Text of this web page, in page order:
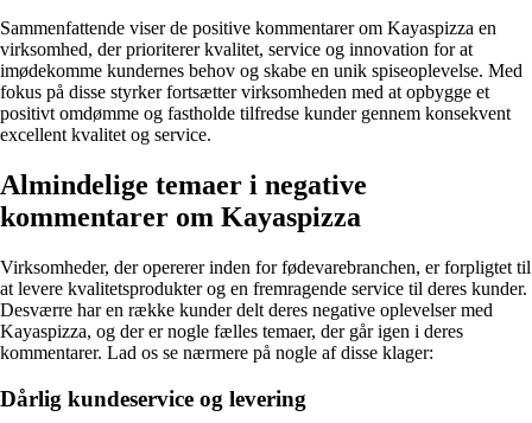
Sammenfattende viser de positive kommentarer om Kayaspizza en
virksomhed, der prioriterer kvalitet, service og innovation for at
imødekomme kundernes behov og skabe en unik spiseoplevelse. Med
fokus på disse styrker fortsætter virksomheden med at opbygge et
positivt omdømme og fastholde tilfredse kunder gennem konsekvent
excellent kvalitet og service.
Almindelige temaer i negative
kommentarer om Kayaspizza
Virksomheder, der opererer inden for fødevarebranchen, er forpligtet til
at levere kvalitetsprodukter og en fremragende service til deres kunder.
Desværre har en række kunder delt deres negative oplevelser med
Kayaspizza, og der er nogle fælles temaer, der går igen i deres
kommentarer. Lad os se nærmere på nogle af disse klager:
Dårlig kundeservice og levering